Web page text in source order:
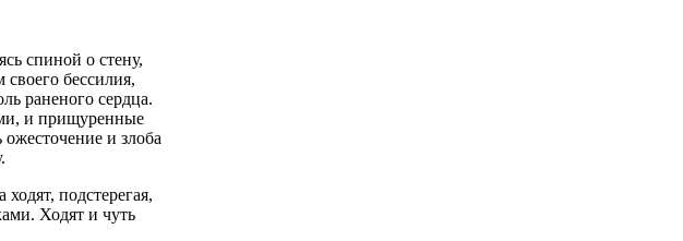
спиной о стену,
бессилия,
раненого сердца.
и прищуренные
и злоба
подстерегая,
Ходят и чуть